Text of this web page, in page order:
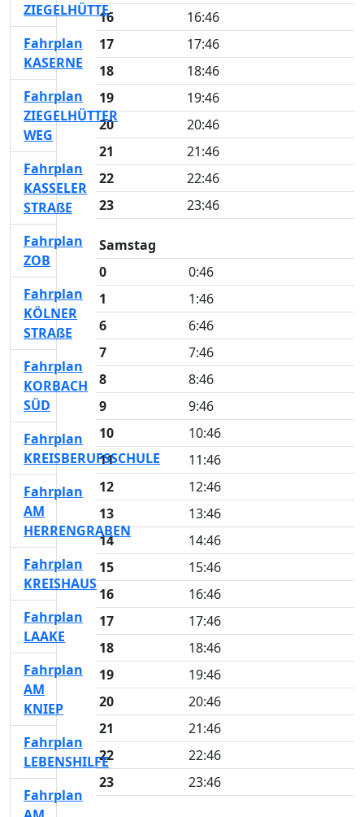
16
16:46
17
17:46
18
18:46
19
19:46
20
20:46
21
21:46
22
22:46
23
23:46
Samstag
0
0:46
1
1:46
6
6:46
7
7:46
8
8:46
9
9:46
10
10:46
11
11:46
12
12:46
13
13:46
14
14:46
15
15:46
16
16:46
17
17:46
18
18:46
19
19:46
20
20:46
21
21:46
22
22:46
23
23:46
ZIEGELHÜTTE
Fahrplan
KASERNE
Fahrplan
ZIEGELHÜTTER
WEG
Fahrplan
KASSELER
STRAßE
Fahrplan
ZOB
Fahrplan
KÖLNER
STRAßE
Fahrplan
KORBACH
SÜD
Fahrplan
KREISBERUFSSCHULE
Fahrplan
AM
HERRENGRABEN
Fahrplan
KREISHAUS
Fahrplan
LAAKE
Fahrplan
AM
KNIEP
Fahrplan
LEBENSHILFE
Fahrplan